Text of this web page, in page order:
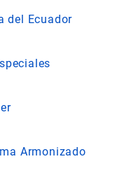
del Ecuador
Armonizado